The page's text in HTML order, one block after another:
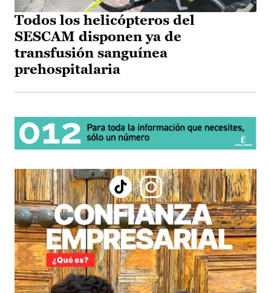
Todos los helicópteros del
SESCAM disponen ya de
transfusión sanguínea
prehospitalaria